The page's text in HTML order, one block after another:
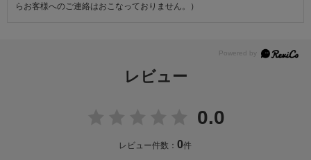
らお客様へのご連絡はおこなっておりません。）
レビュー
0.0
レビュー件数：0件